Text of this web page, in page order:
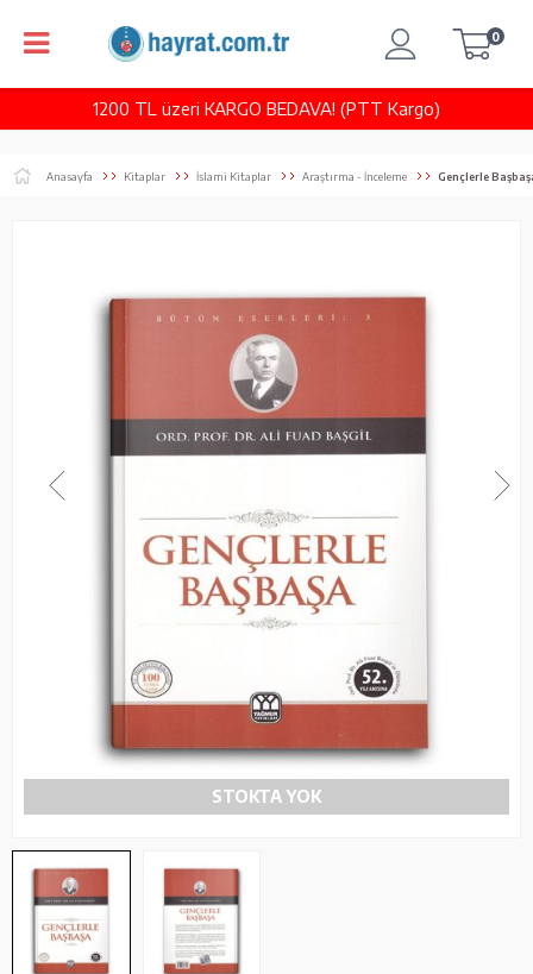
1200 TL üzeri KARGO BEDAVA! (PTT Kargo)
0
Anasayfa Kitaplar İslami Kitaplar Araştırma - İnceleme Gençlerle
STOKTA YOK